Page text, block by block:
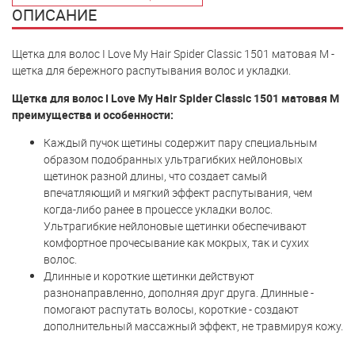
ОПИСАНИЕ
Щетка для волос I Love My Hair Spider Classic 1501 матовая M -
щетка для бережного распутывания волос и укладки.
Щетка для волос I Love My Hair Spider Classic 1501 матовая M
преимущества и особенности:
Каждый пучок щетины содержит пару специальным
образом подобранных ультрагибких нейлоновых
щетинок разной длины, что создает самый
впечатляющий и мягкий эффект распутывания, чем
когда-либо ранее в процессе укладки волос.
Ультрагибкие нейлоновые щетинки обеспечивают
комфортное прочесывание как мокрых, так и сухих
волос.
Длинные и короткие щетинки действуют
разнонаправленно, дополняя друг друга. Длинные -
помогают распутать волосы, короткие - создают
дополнительный массажный эффект, не травмируя кожу.